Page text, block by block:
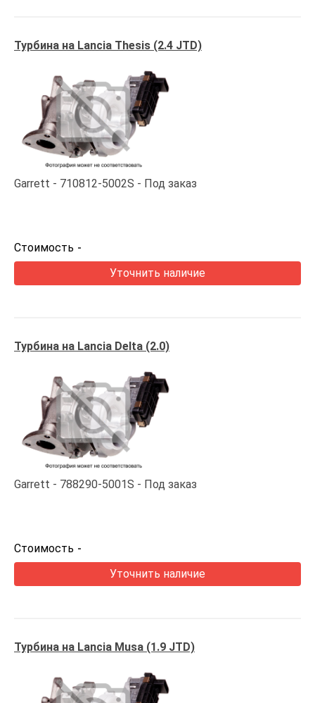
Турбина на Lancia Thesis (2.4 JTD)
Garrett 710812-5002S Под заказ
Стоимость -
Уточнить наличие
Турбина на Lancia Delta (2.0)
Garrett 788290-5001S Под заказ
Стоимость -
Уточнить наличие
Турбина на Lancia Musa (1.9 JTD)